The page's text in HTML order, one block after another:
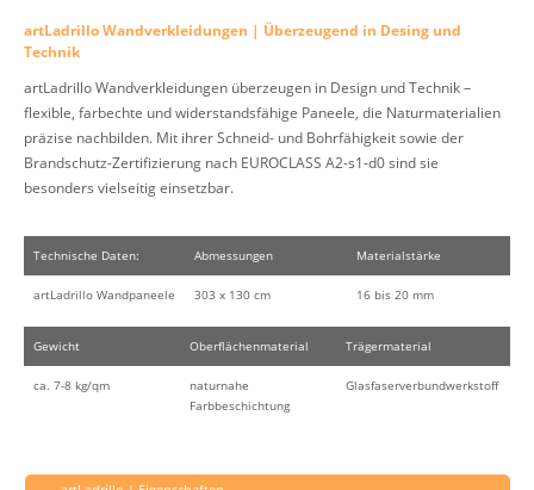
artLadrillo Wandverkleidungen | Überzeugend in Desing und
Technik
artLadrillo Wandverkleidungen überzeugen in Design und Technik –
flexible, farbechte und widerstandsfähige Paneele, die Naturmaterialien
präzise nachbilden. Mit ihrer Schneid- und Bohrfähigkeit sowie der
Brandschutz-Zertifizierung nach EUROCLASS A2-s1-d0 sind sie
besonders vielseitig einsetzbar.
Technische Daten: Abmessungen Materialstärke
artLadrillo Wandpaneele 303 x 130 cm 16 bis 20 mm
Gewicht Oberflächenmaterial Trägermaterial
ca. 7-8 kg/qm
naturnahe
Farbbeschichtung
Glasfaserverbundwerkstoff